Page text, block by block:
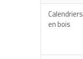
Calendriers
en bois